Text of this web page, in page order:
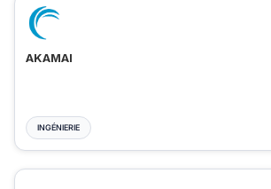
AKAMAI
INGÉNIERIE